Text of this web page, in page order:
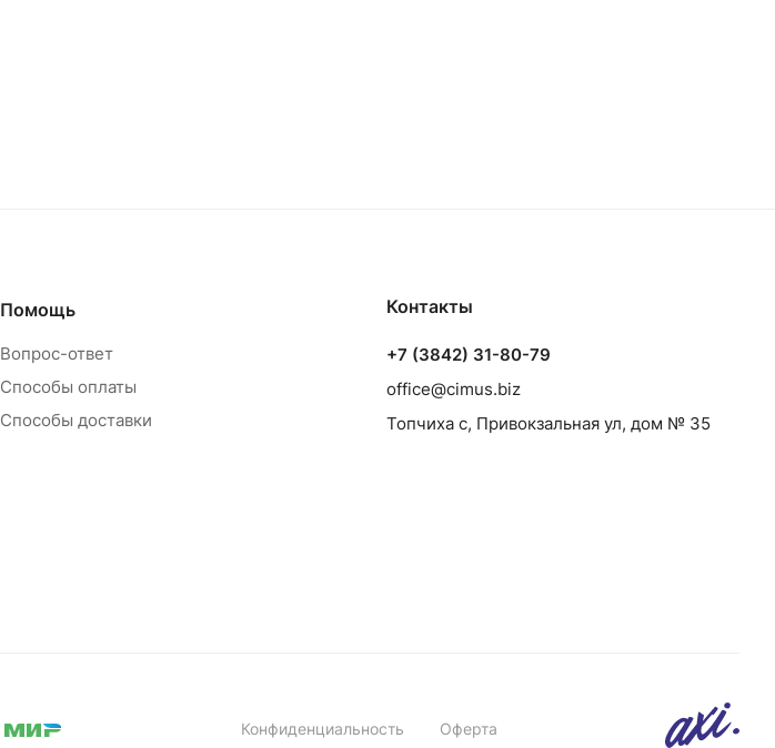
Помощь
Вопрос-ответ
Способы оплаты
Способы доставки
Контакты
+7 (3842) 31-80-79
office@cimus.biz
Топчиха с, Привокзальная ул, дом № 35
Конфиденциальность Оферта